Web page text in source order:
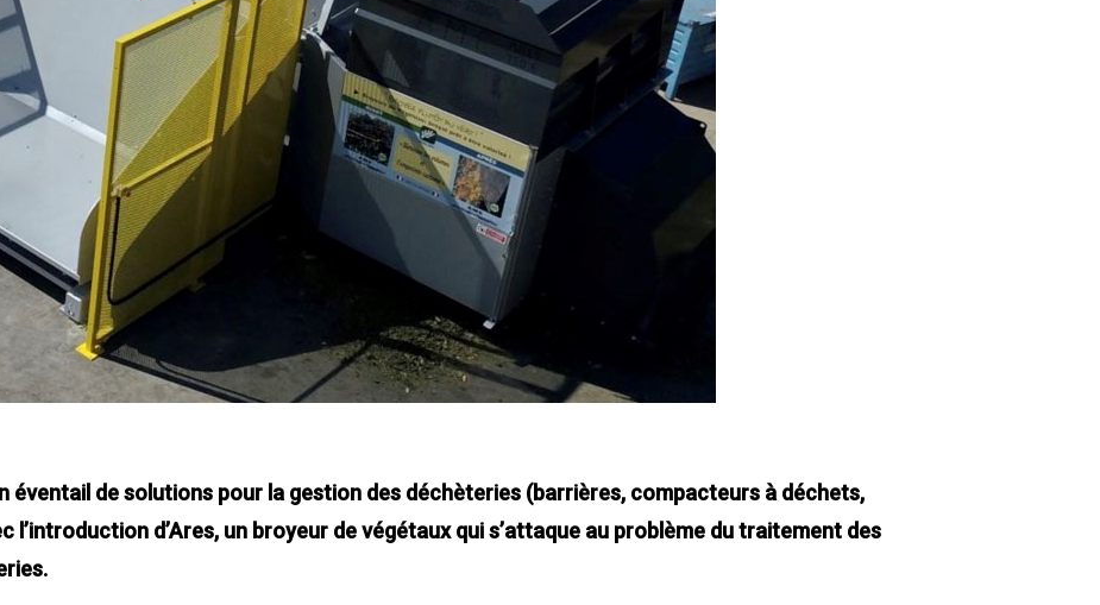
éventail de solutions pour la gestion des déchèteries (barrières, compacteurs à déchets,
d’Ares, un broyeur de végétaux qui s’attaque au problème du traitement des